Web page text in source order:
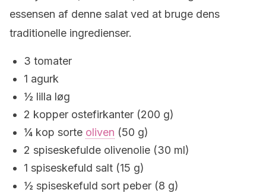
essensen af ​​denne salat ved at bruge dens
traditionelle ingredienser.
3 tomater
1 agurk
½ lilla løg
2 kopper ostefirkanter (200 g)
¼ kop sorte oliven (50 g)
2 spiseskefulde olivenolie (30 ml)
1 spiseskefuld salt (15 g)
½ spiseskefuld sort peber (8 g)